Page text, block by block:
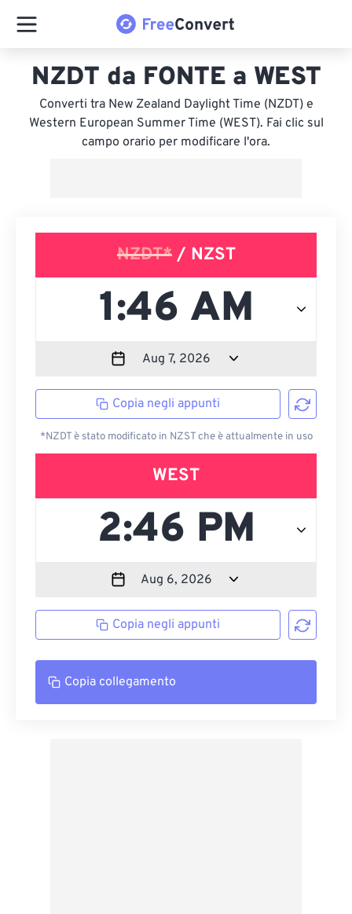
NZDT da FONTE a WEST
Converti tra New Zealand Daylight Time (NZDT) e
Western European Summer Time (WEST). Fai clic sul
campo orario per modificare l'ora.
NZDT*/ NZST
Copia negli appunti
*NZDT è stato modificato in NZST che è attualmente in uso
WEST
Copia negli appunti
Copia collegamento